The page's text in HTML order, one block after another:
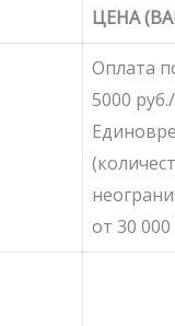
ЦЕНА
Оплата
5000
от 30 000